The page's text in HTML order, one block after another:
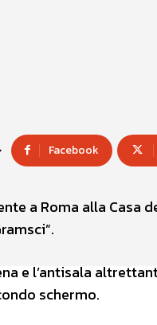
Facebook
a Roma alla Casa
e l’antisala
schermo.